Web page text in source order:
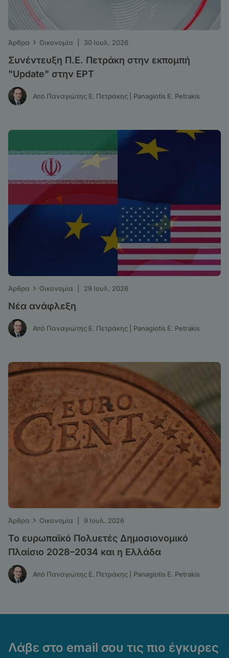
Άρθρα › Οικονομία 30 Ιουλ. 2026
Συνέντευξη Π.Ε. Πετράκη στην εκπομπή
"Update" στην ΕΡΤ
Από Παναγιώτης Ε. Πετράκης | Panagiotis E. Petrakis
Άρθρα › Οικονομία 29 Ιουλ. 2026
Νέα ανάφλεξη
Από Παναγιώτης Ε. Πετράκης | Panagiotis E. Petrakis
Άρθρα › Οικονομία 9 Ιουλ. 2026
Το ευρωπαϊκό Πολυετές Δημοσιονομικό
Πλαίσιο 2028–2034 και η Ελλάδα
Από Παναγιώτης Ε. Πετράκης | Panagiotis E. Petrakis
Λάβε στο email σου τις πιο έγκυρες